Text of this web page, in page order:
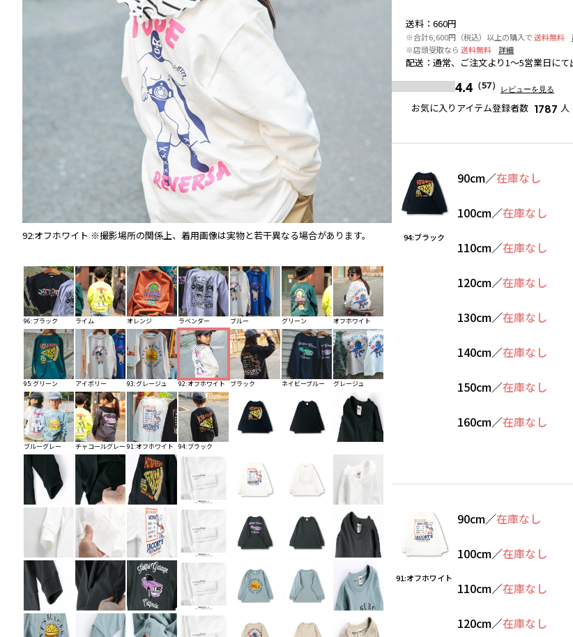
92:オフホワイト ※撮影場所の関係上、着用画像は実物と若干異なる場合があります。 ブラック ※撮影場所の関係上、着用画像は
96:ブラック ライム オレンジ ラベンダー ブルー グリーン オフホワイト
95:グリーン アイボリー 93:グレージュ 92:オフホワイト ブラック ネイビーブルー グレージュ
ブルーグレー チャコールグレー 91:オフホワイト 94:ブラック
送料 ： 660円
※合計6,600円（税込）以上の購入で送料無料
※店頭受取なら 送料無料 詳細
配送 ： 通常、ご注文より1～5営業日にて
4.4 （57） レビューを見る
お気に入りアイテム登録者数 1787 人
94:ブラック
90cm／在庫なし
100cm／在庫なし
110cm／在庫なし
120cm／在庫なし
130cm／在庫なし
140cm／在庫なし
150cm／在庫なし
160cm／在庫なし
91:オフホワイト
90cm／在庫なし
100cm／在庫なし
110cm／在庫なし
120cm／在庫なし